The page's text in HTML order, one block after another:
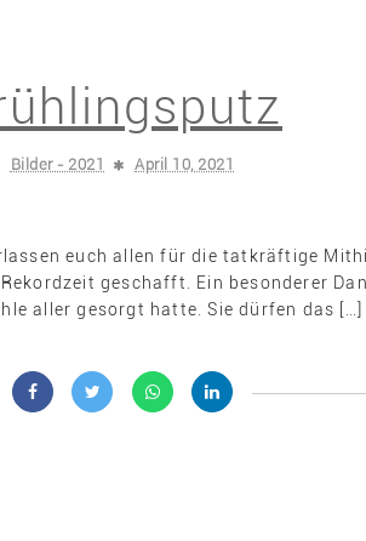
Bilder - 2021 April 10, 2021
euch allen für die tatkräftige
geschafft. Ein besonderer
aller gesorgt hatte. Sie dürfen das […]